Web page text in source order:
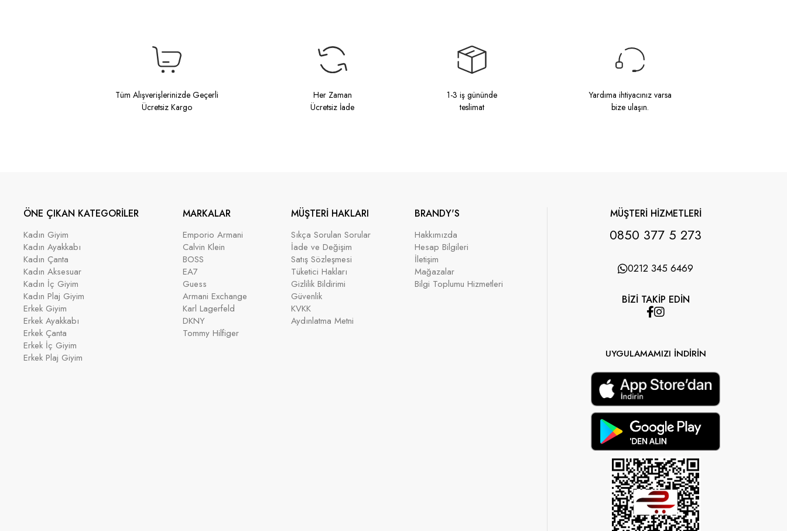
Tüm Alışverişlerinizde Geçerli
Ücretsiz Kargo
Her Zaman
Ücretsiz İade
1-3 iş gününde
teslimat
Yardıma ihtiyacınız varsa
bize ulaşın.
ÖNE ÇIKAN KATEGORİLER
Kadın Giyim
Kadın Ayakkabı
Kadın Çanta
Kadın Aksesuar
Kadın İç Giyim
Kadın Plaj Giyim
Erkek Giyim
Erkek Ayakkabı
Erkek Çanta
Erkek İç Giyim
Erkek Plaj Giyim
MARKALAR
Emporio Armani
Calvin Klein
BOSS
EA7
Guess
Armani Exchange
Karl Lagerfeld
DKNY
Tommy Hilfiger
MÜŞTERİ HAKLARI
Sıkça Sorulan Sorular
İade ve Değişim
Satış Sözleşmesi
Tüketici Hakları
Gizlilik Bildirimi
Güvenlik
KVKK
Aydınlatma Metni
BRANDY'S
Hakkımızda
Hesap Bilgileri
İletişim
Mağazalar
Bilgi Toplumu Hizmetleri
MÜŞTERİ HİZMETLERİ
0850 377 5 273
0212 345 6469
BİZİ TAKİP EDİN
UYGULAMAMIZI İNDİRİN